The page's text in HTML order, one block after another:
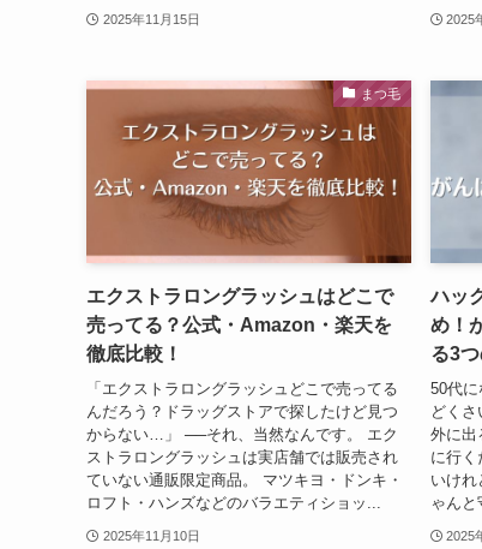
2025年11月15日 2025
まつ毛
エクストラロングラッシュはどこで
売ってる？公式・Amazon・楽天を
徹底比較！
「エクストラロングラッシュどこで売ってる
んだろう？ドラッグストアで探したけど見つ
からない…」 ──それ、当然なんです。 エク
ストラロングラッシュは実店舗では販売され
ていない通販限定商品。 マツキヨ・ドンキ・
ロフト・ハンズなどのバラエティショッ...
2025年11月10日
ハッ
め！
る3
50代
どく
外に出
に行く
いけれ
ゃんと
2025